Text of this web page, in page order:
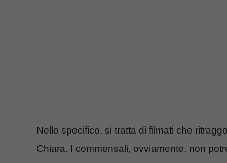
Nello specifico, si tratta di filmati che
Chiara. I commensali, ovviamente, non